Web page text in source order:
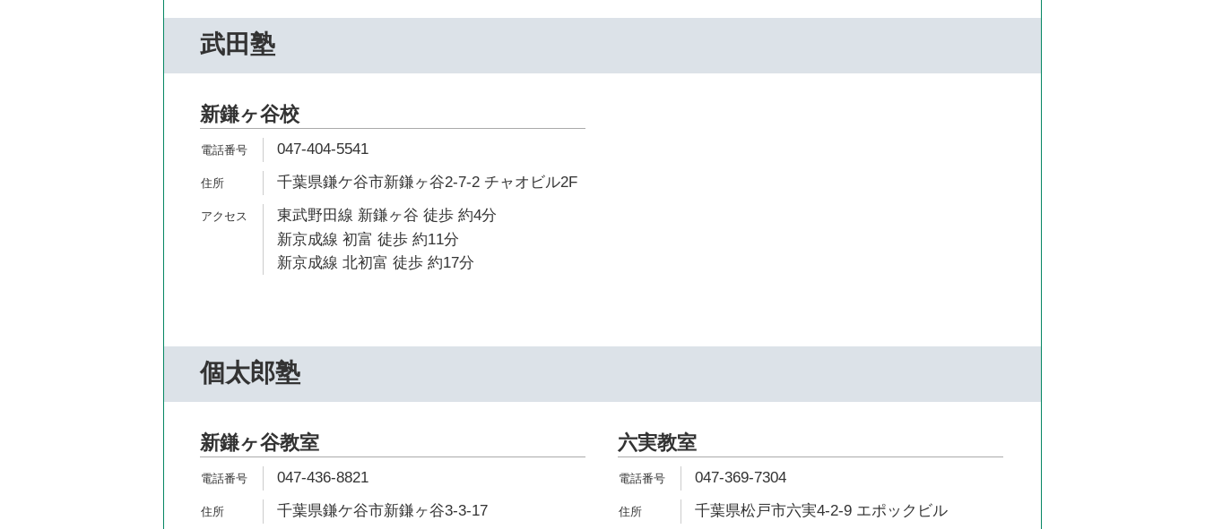
武田塾
新鎌ヶ谷校
047-404-5541
千葉県鎌ケ谷市新鎌ヶ谷2-7-2 チャオビル2F
東武野田線 新鎌ヶ谷 徒歩 約4分
新京成線 初富 徒歩 約11分
新京成線 北初富 徒歩 約17分
個太郎塾
新鎌ヶ谷教室
047-436-8821
千葉県鎌ケ谷市新鎌ヶ谷3-3-17
六実教室
047-369-7304
千葉県松戸市六実4-2-9 エポックビル